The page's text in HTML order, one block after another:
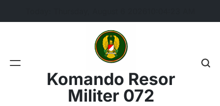
Komando Resor
Militer 072